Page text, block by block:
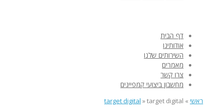
דף הבית
אודותינו
השירותים שלנו
מאמרים
צרו קשר
מחשבון ביצועי קמפיינים
ראשי »
target digital »target digital